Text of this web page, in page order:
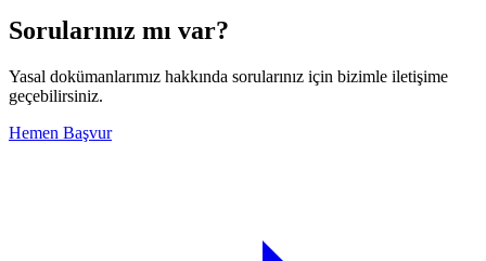
Sorularınız mı var?
Yasal dokümanlarımız hakkında sorularınız için bizimle iletişime
geçebilirsiniz.
Hemen Başvur